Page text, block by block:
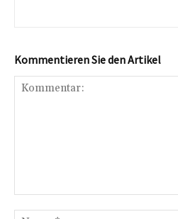
Kommentieren Sie den Artikel